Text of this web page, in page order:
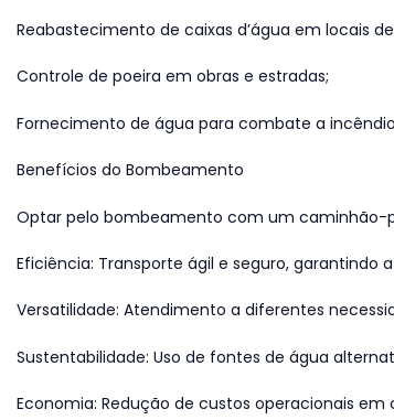
Reabastecimento de caixas d’água em locais
Controle de poeira em obras e estradas;
Fornecimento de água para combate a
Benefícios do Bombeamento
Optar pelo bombeamento com um caminhão-
Eficiência: Transporte ágil e seguro, garantindo
Versatilidade: Atendimento a diferentes
Sustentabilidade: Uso de fontes de água
Economia: Redução de custos operacionais